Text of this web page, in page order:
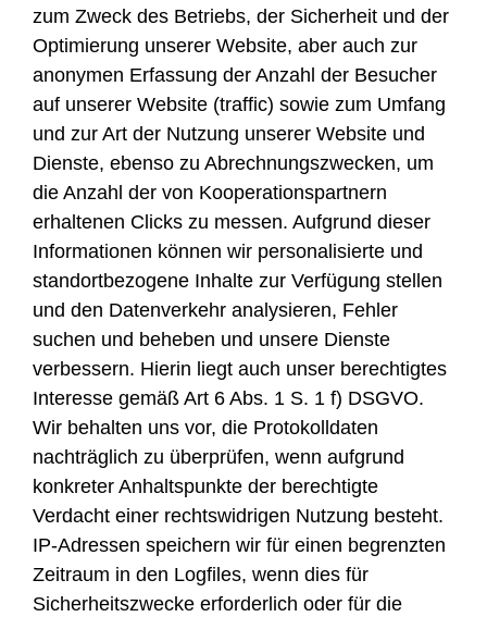
zum Zweck des Betriebs, der Sicherheit und der
Optimierung unserer Website, aber auch zur
anonymen Erfassung der Anzahl der Besucher
auf unserer Website (traffic) sowie zum Umfang
und zur Art der Nutzung unserer Website und
Dienste, ebenso zu Abrechnungszwecken, um
die Anzahl der von Kooperationspartnern
erhaltenen Clicks zu messen. Aufgrund dieser
Informationen können wir personalisierte und
standortbezogene Inhalte zur Verfügung stellen
und den Datenverkehr analysieren, Fehler
suchen und beheben und unsere Dienste
verbessern. Hierin liegt auch unser berechtigtes
Interesse gemäß Art 6 Abs. 1 S. 1 f) DSGVO.
Wir behalten uns vor, die Protokolldaten
nachträglich zu überprüfen, wenn aufgrund
konkreter Anhaltspunkte der berechtigte
Verdacht einer rechtswidrigen Nutzung besteht.
IP-Adressen speichern wir für einen begrenzten
Zeitraum in den Logfiles, wenn dies für
Sicherheitszwecke erforderlich oder für die